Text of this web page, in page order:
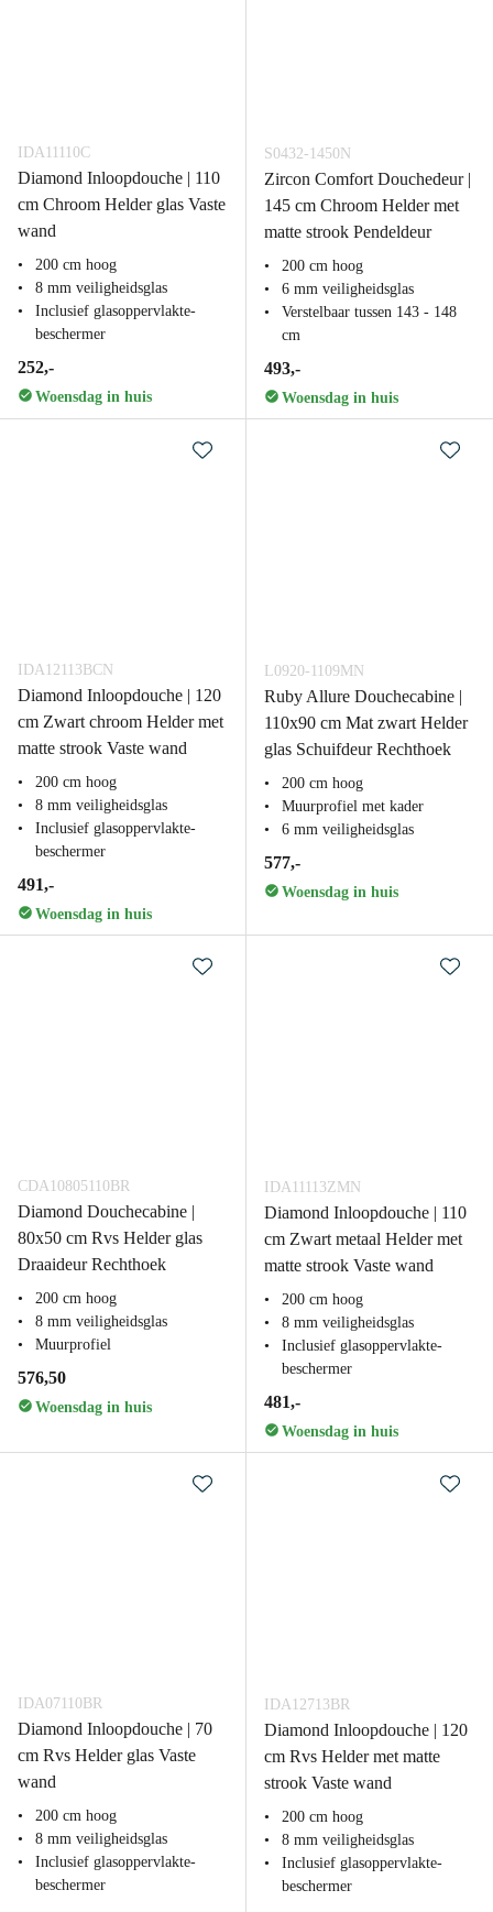
IDA11110C
Diamond Inloopdouche | 110
cm Chroom Helder glas Vaste
wand
200 cm hoog
8 mm veiligheidsglas
Inclusief glasoppervlakte-
beschermer
252,-
Woensdag in huis
S0432-1450N
Zircon Comfort Douchedeur |
145 cm Chroom Helder met
matte strook Pendeldeur
200 cm hoog
6 mm veiligheidsglas
Verstelbaar tussen 143 - 148
cm
493,-
Woensdag in huis
IDA12113BCN
Diamond Inloopdouche | 120
cm Zwart chroom Helder met
matte strook Vaste wand
200 cm hoog
8 mm veiligheidsglas
Inclusief glasoppervlakte-
beschermer
491,-
Woensdag in huis
L0920-1109MN
Ruby Allure Douchecabine |
110x90 cm Mat zwart Helder
glas Schuifdeur Rechthoek
200 cm hoog
Muurprofiel met kader
6 mm veiligheidsglas
577,-
Woensdag in huis
CDA10805110BR
Diamond Douchecabine |
80x50 cm Rvs Helder glas
Draaideur Rechthoek
200 cm hoog
8 mm veiligheidsglas
Muurprofiel
576,50
Woensdag in huis
IDA11113ZMN
Diamond Inloopdouche | 110
cm Zwart metaal Helder met
matte strook Vaste wand
200 cm hoog
8 mm veiligheidsglas
Inclusief glasoppervlakte-
beschermer
481,-
Woensdag in huis
IDA07110BR
Diamond Inloopdouche | 70
cm Rvs Helder glas Vaste
wand
200 cm hoog
8 mm veiligheidsglas
Inclusief glasoppervlakte-
beschermer
IDA12713BR
Diamond Inloopdouche | 120
cm Rvs Helder met matte
strook Vaste wand
200 cm hoog
8 mm veiligheidsglas
Inclusief glasoppervlakte-
beschermer